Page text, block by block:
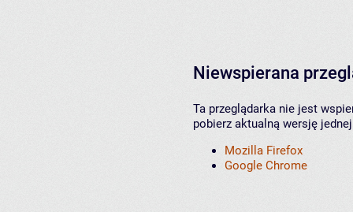
Niewspierana
Ta przeglądarka nie jest
pobierz aktualną wersję
Mozilla Firefox
Google Chrome